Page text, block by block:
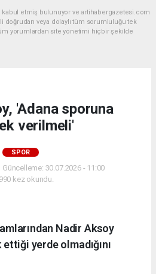
kabul etmiş bulunuyor ve artihabergazetesi.com
doğrudan veya dolaylı tüm sorumluluğu tek
yorumlardan site yönetimi hiçbir şekilde
'Adana sporuna
verilmeli'
SPOR
Güncelleme: 30.07.2026 - 11:00
kez okundu.
Nadir Aksoy
yerde olmadığını